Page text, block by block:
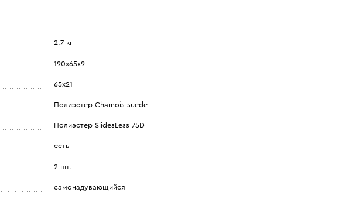
2.7 кг
190х65х9
65х21
Полиэстер Сhamois suede
Полиэстер SlidesLess 75D
есть
2 шт.
самонадувающийся